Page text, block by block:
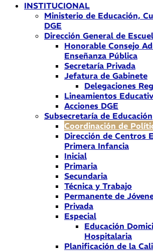
INSTITUCIONAL
Ministerio de Educación,
DGE
Dirección General de
Honorable Consejo
Enseñanza Pública
Secretaría Privada
Jefatura de Gabinete
Delegaciones
Lineamientos
Acciones DGE
Subsecretaría de Educación
Coordinación de
Dirección de Centros
Primera Infancia
Inicial
Primaria
Secundaria
Técnica y Trabajo
Permanente de
Privada
Especial
Educación
Hospitalaria
Planificación de la